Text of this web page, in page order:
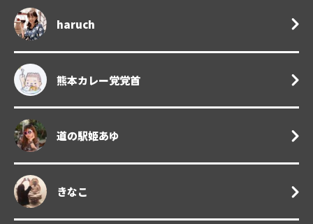
haruch
熊本カレー党党首
道の駅姫あゆ
きなこ